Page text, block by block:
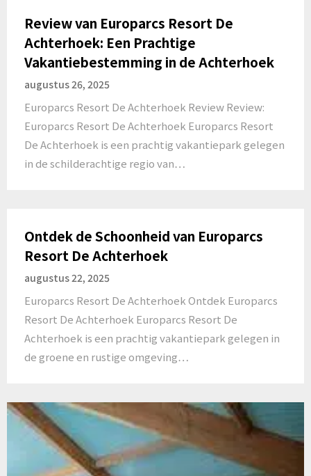
Review van Europarcs Resort De
Achterhoek: Een Prachtige
Vakantiebestemming in de Achterhoek
augustus 26, 2025
Europarcs Resort De Achterhoek Review Review:
Europarcs Resort De Achterhoek Europarcs Resort
De Achterhoek is een prachtig vakantiepark gelegen
in de schilderachtige regio van…
Ontdek de Schoonheid van Europarcs
Resort De Achterhoek
augustus 22, 2025
Europarcs Resort De Achterhoek Ontdek Europarcs
Resort De Achterhoek Europarcs Resort De
Achterhoek is een prachtig vakantiepark gelegen in
de groene en rustige omgeving…